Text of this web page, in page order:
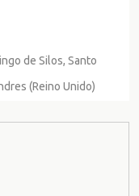
de Silos, Santo
(Reino Unido)